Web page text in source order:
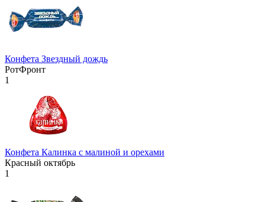
Конфета Звездный дождь
РотФронт
1
Конфета Калинка с малиной и орехами
Красный октябрь
1